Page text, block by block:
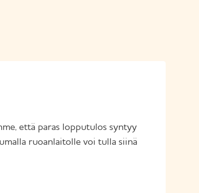
että paras lopputulos syntyy
ruoanlaitolle voi tulla siinä